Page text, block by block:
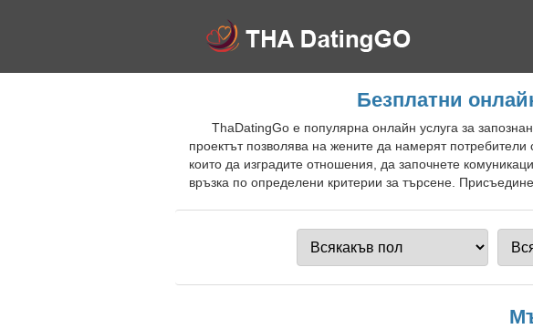
Безплатни
ThaDatingGo е популярна онлайн услуга за
проектът позволява на жените да намерят
които да изградите отношения, да започнете
връзка по определени критерии за търсене.